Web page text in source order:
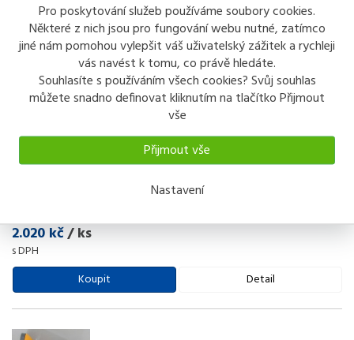
Pro poskytování služeb používáme soubory cookies.
Některé z nich jsou pro fungování webu nutné, zatímco
jiné nám pomohou vylepšit váš uživatelský zážitek a rychleji
vás navést k tomu, co právě hledáte.
Souhlasíte s používáním všech cookies? Svůj souhlas
můžete snadno definovat kliknutím na tlačítko Přijmout
vše
Přijmout vše
Nastavení
Koupit
Detail
DEZA Postřikovač zahradní K 6 l PH
ventil základní tyč 0,5 m a na konci hliníkový rozprašovač z mosaznou
2.020 kč/ ks
s DPH
Koupit
Detail